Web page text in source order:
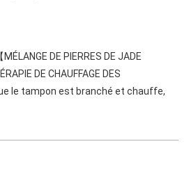
DE PIERRES DE JADE
DE CHAUFFAGE DES
le tampon est branché et chauffe,